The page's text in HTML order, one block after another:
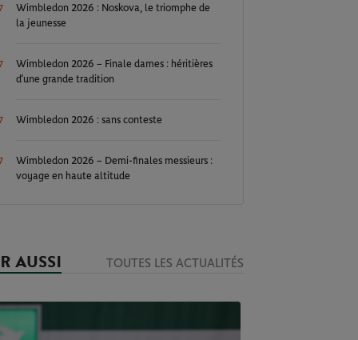
Wimbledon 2026 : Noskova, le triomphe de
la jeunesse
Wimbledon 2026 – Finale dames : héritières
d’une grande tradition
Wimbledon 2026 : sans conteste
Wimbledon 2026 – Demi-finales messieurs :
voyage en haute altitude
AUSSI TOUTES LES ACTUALITÉS